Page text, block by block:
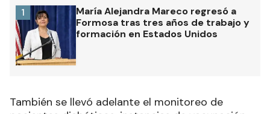
María Alejandra Mareco regresó a
Formosa tras tres años de trabajo y
formación en Estados Unidos
1
También se llevó adelante el monitoreo de